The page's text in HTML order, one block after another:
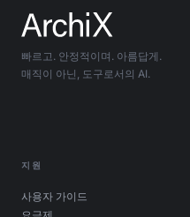
빠르고. 안정적이며. 아름답게.
매직이 아닌, 도구로서의 AI.
지원
사용자 가이드